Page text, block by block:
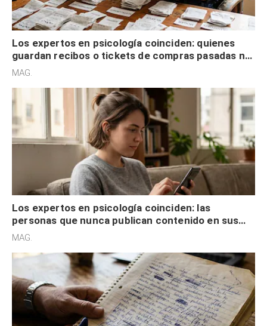
Los expertos en psicología coinciden: quienes
guardan recibos o tickets de compras pasadas no
son acumuladores, sino que tienen necesidad de
MAG.
Los expertos en psicología coinciden: las
personas que nunca publican contenido en sus
redes sociales no pretenden buscar validación
MAG.